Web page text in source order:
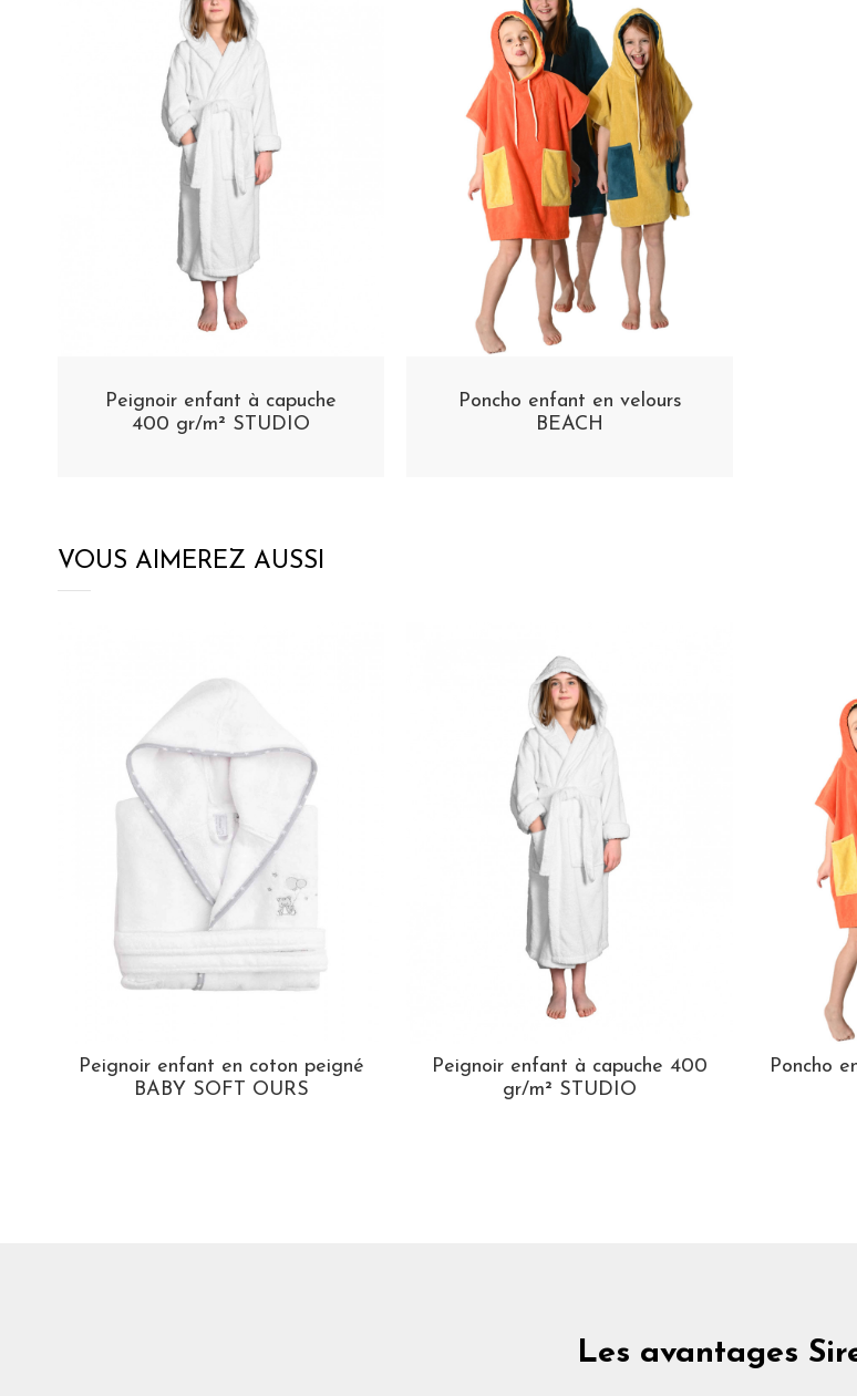
Peignoir enfant à capuche
400 gr/m² STUDIO
Poncho enfant en velours
BEACH
VOUS AIMEREZ AUSSI
Peignoir enfant en coton peigné
BABY SOFT OURS
Peignoir enfant à capuche 400
gr/m² STUDIO
Poncho
Les avantages